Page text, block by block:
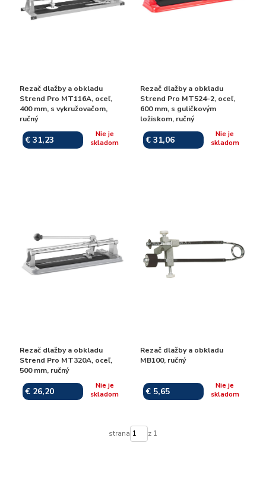
Rezač dlažby a obkladu
Strend Pro MT116A, oceľ,
400 mm, s vykružovačom,
ručný
€ 31,23
Nie je
skladom
Rezač dlažby a obkladu
Strend Pro MT524-2, oceľ,
600 mm, s guličkovým
ložiskom, ručný
€ 31,06
Nie je
skladom
Rezač dlažby a obkladu
Strend Pro MT320A, oceľ,
500 mm, ručný
€ 26,20
Nie je
skladom
Rezač dlažby a obkladu
MB100, ručný
€ 5,65
Nie je
skladom
strana z 1